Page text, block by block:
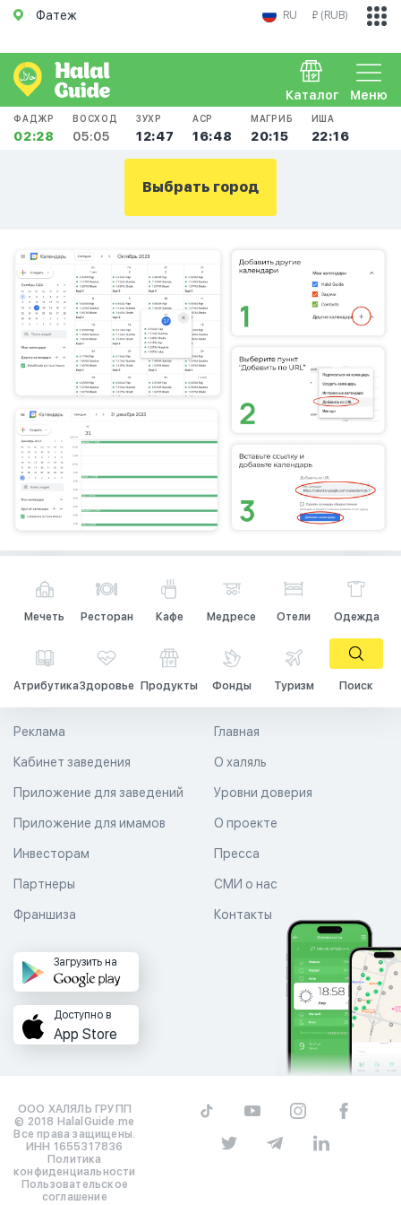
Фатеж RU ₽ (RUB)
Меню
Каталог
ФАДЖР
02:28
ВОСХОД
05:05
ЗУХР
12:47
АСР
16:48
МАГРИБ
20:15
ИША
22:16
Выбрать город
Мечеть Ресторан Кафе Медресе Отели Одежда
АтрибутикаЗдоровье Продукты Фонды Туризм Поиск
Главная
О халяль
Уровни доверия
Реклама
Кабинет заведения
Приложение для заведений
Приложение для имамов О проекте
Пресса
СМИ о нас
Контакты
Инвесторам
Партнеры
Франшиза
Загрузить на
Доступно в
App Store
ООО ХАЛЯЛЬ ГРУПП
© 2018 HalalGuide.me
Все права защищены.
ИНН 1655317836
Политика
конфиденциальности
Пользовательское
соглашение